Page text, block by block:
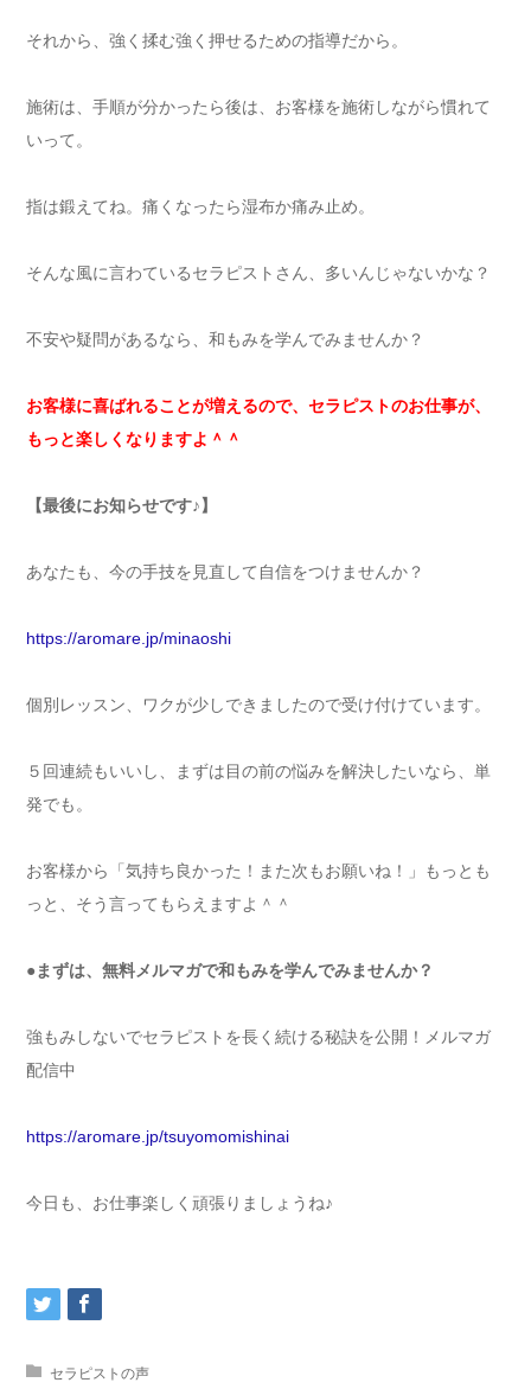
それから、強く揉む強く押せるための指導だから。
施術は、手順が分かったら後は、お客様を施術しながら慣れて
いって。
指は鍛えてね。痛くなったら湿布か痛み止め。
そんな風に言わているセラピストさん、多いんじゃないかな？
不安や疑問があるなら、和もみを学んでみませんか？
お客様に喜ばれることが増えるので、セラピストのお仕事が、
もっと楽しくなりますよ＾＾
【最後にお知らせです♪】
あなたも、今の手技を見直して自信をつけませんか？
https://aromare.jp/minaoshi
個別レッスン、ワクが少しできましたので受け付けています。
５回連続もいいし、まずは目の前の悩みを解決したいなら、単
発でも。
お客様から「気持ち良かった！また次もお願いね！」もっとも
っと、そう言ってもらえますよ＾＾
●まずは、無料メルマガで和もみを学んでみませんか？
強もみしないでセラピストを長く続ける秘訣を公開！メルマガ
配信中
https://aromare.jp/tsuyomomishinai
今日も、お仕事楽しく頑張りましょうね♪
セラピストの声